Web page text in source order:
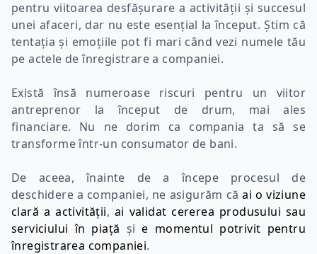
pentru viitoarea desfășurare a activității și succesul
unei afaceri, dar nu este esențial la început. Știm că
tentația și emoțiile pot fi mari când vezi numele tău
pe actele de înregistrare a companiei.
Există însă numeroase riscuri pentru un viitor
antreprenor la început de drum, mai ales
financiare. Nu ne dorim ca compania ta să se
transforme într-un consumator de bani.
De aceea, înainte de a începe procesul de
deschidere a companiei, ne asigurăm căai o viziune
clară a activității, ai validat cererea produsului sau
serviciului în piață șie momentul potrivit pentru
înregistrarea companiei.